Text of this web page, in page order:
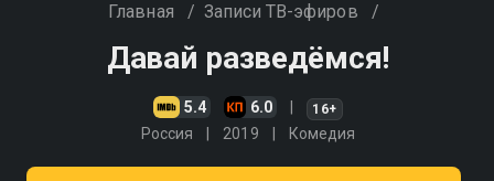
Главная / Записи ТВ-эфиров /
Давай разведёмся!
5.4 6.0 16+
Россия 2019 Комедия